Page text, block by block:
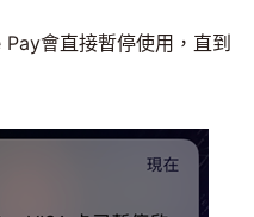
Pay會直接暫停使用，直到